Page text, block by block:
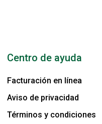
Centro de ayuda
Facturación en línea
Aviso de privacidad
Términos y condiciones